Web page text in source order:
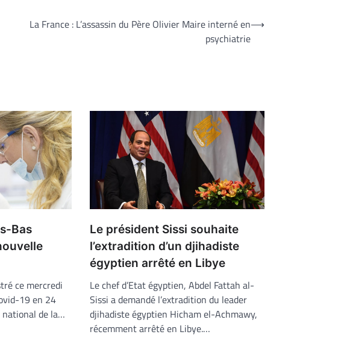
La France : L’assassin du Père Olivier Maire interné en
psychiatrie
⟶
Bas
ce mercredi
19 en 24
national de la…
Le président Sissi souhaite
l’extradition d’un djihadiste
égyptien arrêté en Libye
Le chef d’Etat égyptien, Abdel Fattah al-
Sissi a demandé l’extradition du leader
djihadiste égyptien Hicham el-Achmawy,
récemment arrêté en Libye.…